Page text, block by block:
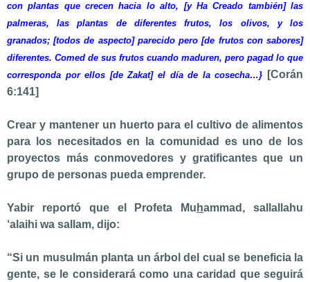
con plantas que crecen hacia lo alto, [y Ha Creado también] las
palmeras, las plantas de diferentes frutos, los olivos, y los
granados; [todos de aspecto] parecido pero [de frutos con sabores]
diferentes. Comed de sus frutos cuando maduren, pero pagad lo que
corresponda por ellos [de Zakat] el día de la cosecha…} [Corán
6:141]
Crear y mantener un huerto para el cultivo de alimentos
para los necesitados en la comunidad es uno de los
proyectos más conmovedores y gratificantes que un
grupo de personas pueda emprender.
Yabir reportó que el Profeta Mu hammad, sallallahu
‘alaihi wa sallam, dijo:
“Si un musulmán planta un árbol del cual se beneficia la
gente, se le considerará como una caridad que seguirá